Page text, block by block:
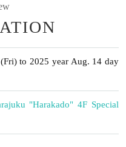
to 2025 year Aug. 14 day
"Harakado" 4F Special